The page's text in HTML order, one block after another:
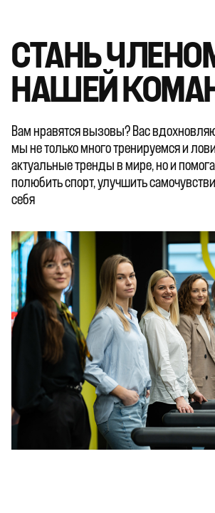
СТАНЬ
НАШЕЙ
Вам нравятся вызовы? Вас
мы не только много тренируемся и
актуальные тренды в мире, но и
полюбить спорт, улучшить
себя